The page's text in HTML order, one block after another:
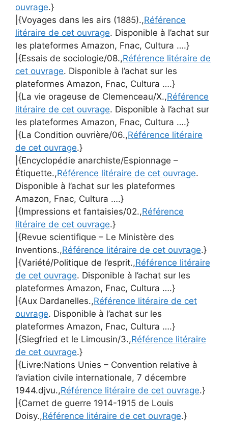
ouvrage.}
|{Voyages dans les airs (1885).,Référence
litéraire de cet ouvrage. Disponible à l’achat sur
les plateformes Amazon, Fnac, Cultura ….}
|{Essais de sociologie/08.,Référence litéraire de
cet ouvrage. Disponible à l’achat sur les
plateformes Amazon, Fnac, Cultura ….}
|{La vie orageuse de Clemenceau/X.,Référence
litéraire de cet ouvrage. Disponible à l’achat sur
les plateformes Amazon, Fnac, Cultura ….}
|{La Condition ouvrière/06.,Référence litéraire
de cet ouvrage.}
|{Encyclopédie anarchiste/Espionnage –
Étiquette.,Référence litéraire de cet ouvrage.
Disponible à l’achat sur les plateformes
Amazon, Fnac, Cultura ….}
|{Impressions et fantaisies/02.,Référence
litéraire de cet ouvrage.}
|{Revue scientifique – Le Ministère des
Inventions.,Référence litéraire de cet ouvrage.}
|{Variété/Politique de l’esprit.,Référence litéraire
de cet ouvrage. Disponible à l’achat sur les
plateformes Amazon, Fnac, Cultura ….}
|{Aux Dardanelles.,Référence litéraire de cet
ouvrage. Disponible à l’achat sur les
plateformes Amazon, Fnac, Cultura ….}
|{Siegfried et le Limousin/3.,Référence litéraire
de cet ouvrage.}
|{Livre:Nations Unies – Convention relative à
l’aviation civile internationale, 7 décembre
1944.djvu.,Référence litéraire de cet ouvrage.}
|{Carnet de guerre 1914-1915 de Louis
Doisy.,Référence litéraire de cet ouvrage.}